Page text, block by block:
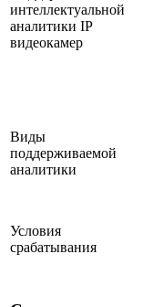
интеллектуальной
аналитики IP
видеокамер
Виды
поддерживаемой
аналитики
Условия
срабатывания